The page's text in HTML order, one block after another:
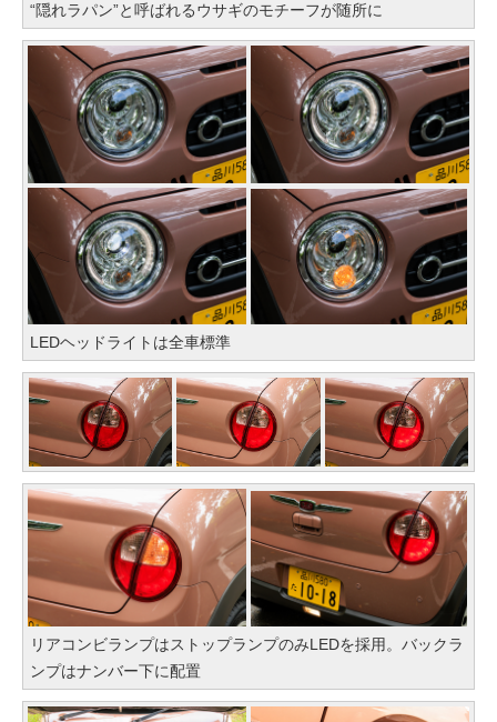
“隠れラパン”と呼ばれるウサギのモチーフが随所に
LEDヘッドライトは全車標準
リアコンビランプはストップランプのみLEDを採用。バックラ
ンプはナンバー下に配置